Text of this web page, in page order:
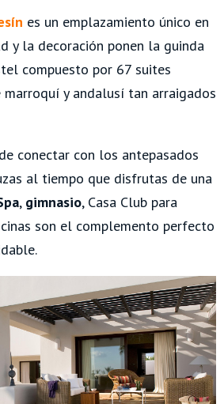
es un emplazamiento único en
y la decoración ponen la guinda
compuesto por 67 suites
y andalusí tan arraigados
conectar con los antepasados
al tiempo que disfrutas de una
, gimnasio, Casa Club para
son el complemento perfecto